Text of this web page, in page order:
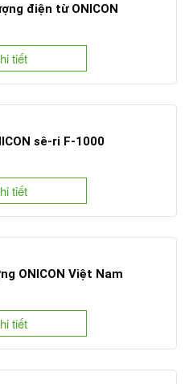
điện từ ONICON
tiết
sê-ri F-1000
tiết
ONICON Việt Nam
tiết